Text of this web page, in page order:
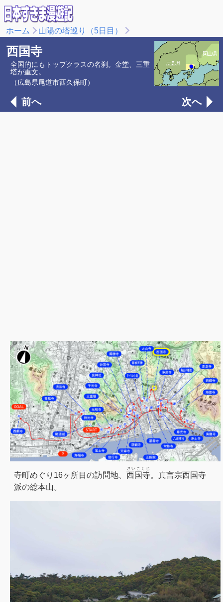
ホーム 山陽の塔巡り（5日目）
西国寺
全国的にもトップクラスの名刹。金堂、三重
塔が重文。
（広島県尾道市西久保町）
前へ 次へ
寺町めぐり16ヶ所目の訪問地、 西国寺
さいこくじ
。真言宗西国寺
派の総本山。